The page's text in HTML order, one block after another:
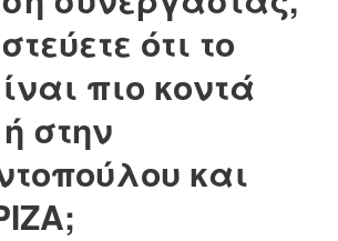
ότι το
πιο κοντά
στην
και